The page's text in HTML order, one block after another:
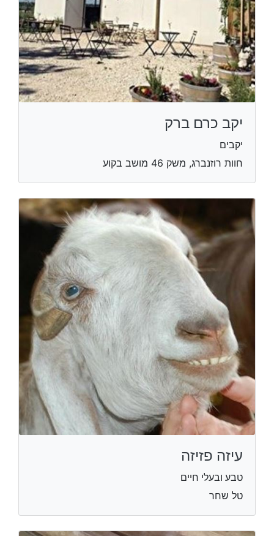
יקב כרם ברק
יקבים
חוות רוזנברג, משק 46 מושב בקוע
עיזה פזיזה
טבע ובעלי חיים
טל שחר